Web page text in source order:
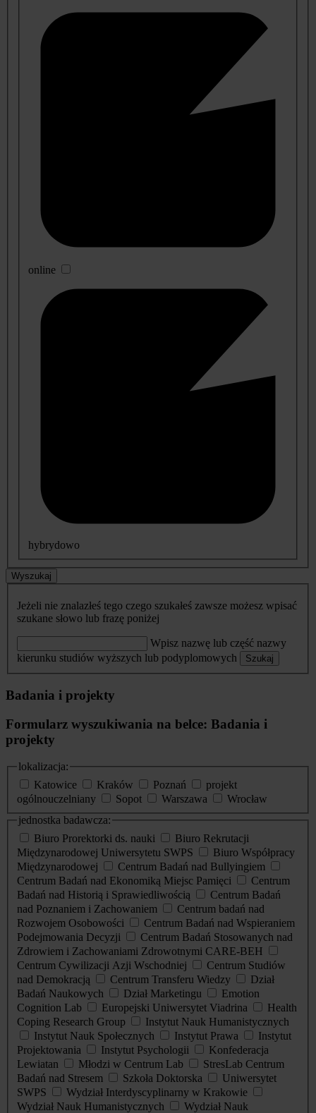
online
hybrydowo
Wyszukaj
Jeżeli nie znalazłeś tego czego szukałeś zawsze możesz wpisać
szukane słowo lub frazę poniżej
Wpisz nazwę lub część nazwy
kierunku studiów wyższych lub podyplomowych
Szukaj
Badania i projekty
Formularz wyszukiwania na belce: Badania i
projekty
lokalizacja:
Katowice
Kraków Poznań
projekt
ogólnouczelniany
Sopot Warszawa
Wrocław
jednostka badawcza:
Biuro Prorektorki ds. nauki
Biuro Rekrutacji
Międzynarodowej Uniwersytetu SWPS
Biuro Współpracy
Międzynarodowej
Centrum Badań nad Bullyingiem
Centrum Badań nad Ekonomiką Miejsc Pamięci
Centrum
Badań nad Historią i Sprawiedliwością
Centrum Badań
nad Poznaniem i Zachowaniem
Centrum badań nad
Rozwojem Osobowości
Centrum Badań nad Wspieraniem
Podejmowania Decyzji
Centrum Badań Stosowanych nad
Zdrowiem i Zachowaniami Zdrowotnymi CARE-BEH
Centrum Cywilizacji Azji Wschodniej
Centrum Studiów
nad Demokracją
Centrum Transferu Wiedzy
Dział
Badań Naukowych
Dział Marketingu
Emotion
Cognition Lab
Europejski Uniwersytet Viadrina
Health
Coping Research Group
Instytut Nauk Humanistycznych
Instytut Nauk Społecznych
Instytut Prawa
Instytut
Projektowania
Instytut Psychologii
Konfederacja
Lewiatan
Młodzi w Centrum Lab
StresLab Centrum
Badań nad Stresem
Szkoła Doktorska
Uniwersytet
SWPS
Wydział Interdyscyplinarny w Krakowie
Wydział Nauk Humanistycznych
Wydział Nauk